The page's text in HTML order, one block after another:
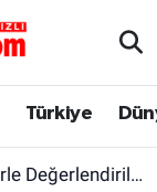
Türkiye